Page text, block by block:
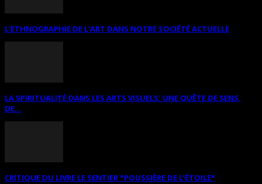
L’ETHNOGRAPHIE DE L’ART DANS NOTRE SOCIÉTÉ ACTUELLE
LA SPIRITUALITÉ DANS LES ARTS VISUELS: UNE QUÊTE DE SENS,
DE...
CRITIQUE DU LIVRE LE SENTIER *POUSSIÈRE DE L’ÉTOILE*